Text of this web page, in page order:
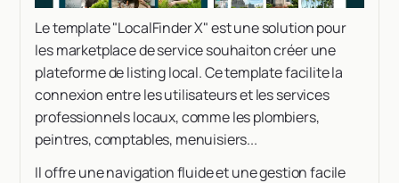
Le template "LocalFinder X" est une solution pour
les marketplace de service souhaiton créer une
plateforme de listing local. Ce template facilite la
connexion entre les utilisateurs et les services
professionnels locaux, comme les plombiers,
peintres, comptables, menuisiers...
Il offre une navigation fluide et une gestion facile